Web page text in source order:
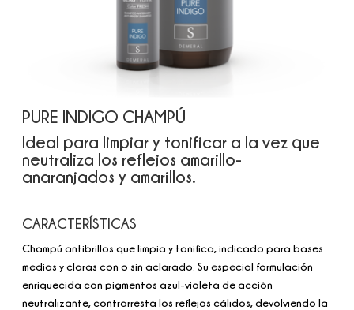
PURE INDIGO CHAMPÚ
Ideal para limpiar y tonificar a la vez que
neutraliza los reflejos amarillo-
anaranjados y amarillos.
CARACTERÍSTICAS
Champú antibrillos que limpia y tonifica, indicado para bases
medias y claras con o sin aclarado. Su especial formulación
enriquecida con pigmentos azul-violeta de acción
neutralizante, contrarresta los reflejos cálidos, devolviendo la